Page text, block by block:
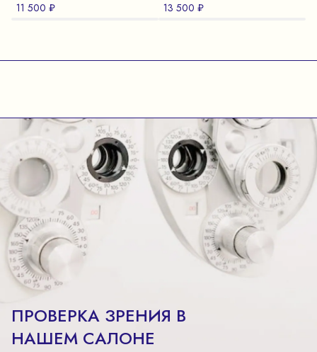
11 500 ₽
13 500 ₽
ПРОВЕРКА ЗРЕНИЯ В
НАШЕМ САЛОНЕ